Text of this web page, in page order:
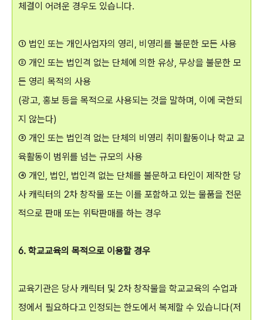
체결이 어려운 경우도 있습니다.
① 법인 또는 개인사업자의 영리, 비영리를 불문한 모든 사용
② 개인 또는 법인격 없는 단체에 의한 유상, 무상을 불문한 모
든 영리 목적의 사용
(광고, 홍보 등을 목적으로 사용되는 것을 말하며, 이에 국한되
지 않는다)
③ 개인 또는 법인격 없는 단체의 비영리 취미활동이나 학교 교
육활동이 범위를 넘는 규모의 사용
④ 개인, 법인, 법인격 없는 단체를 불문하고 타인이 제작한 당
사 캐릭터의 2차 창작물 또는 이를 포함하고 있는 물품을 전문
적으로 판매 또는 위탁판매를 하는 경우
6. 학교교육의 목적으로 이용할 경우
교육기관은 당사 캐릭터 및 2차 창작물을 학교교육의 수업과
정에서 필요하다고 인정되는 한도에서 복제할 수 있습니다(저